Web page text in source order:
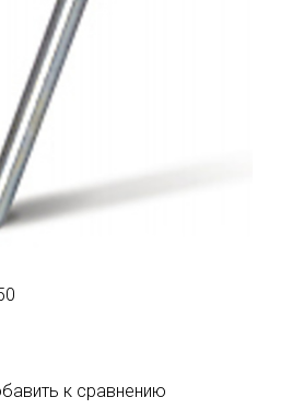
к сравнению